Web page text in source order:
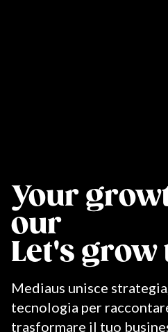
Your
our
Let's grow
Mediaus unisce
tecnologia per
trasformare il tuo